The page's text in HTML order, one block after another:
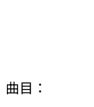
曲目：